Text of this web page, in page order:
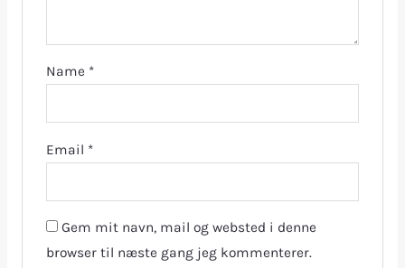
Name *
Email *
Gem mit navn, mail og websted i denne
browser til næste gang jeg kommenterer.